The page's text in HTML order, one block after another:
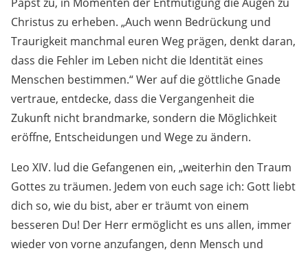
Christus zu erheben. „Auch wenn Bedrückung und
Traurigkeit manchmal euren Weg prägen, denkt daran,
dass die Fehler im Leben nicht die Identität eines
Menschen bestimmen.“ Wer auf die göttliche Gnade
vertraue, entdecke, dass die Vergangenheit die
Zukunft nicht brandmarke, sondern die Möglichkeit
eröffne, Entscheidungen und Wege zu ändern.
Leo XIV. lud die Gefangenen ein, „weiterhin den Traum
Gottes zu träumen. Jedem von euch sage ich: Gott liebt
dich so, wie du bist, aber er träumt von einem
besseren Du! Der Herr ermöglicht es uns allen, immer
wieder von vorne anzufangen, denn Mensch und